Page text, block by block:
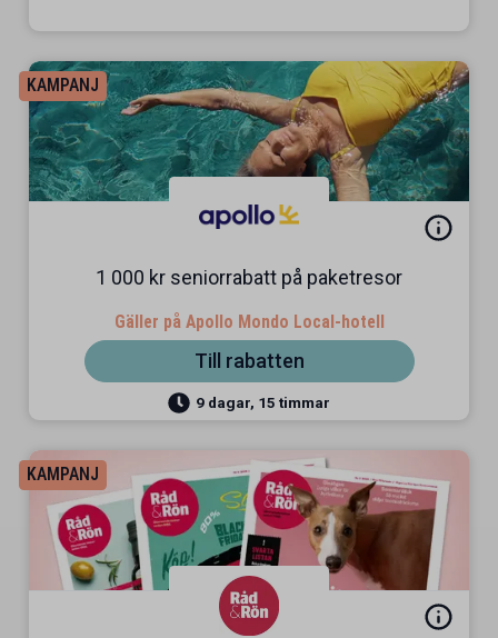
KAMPANJ
1 000 kr seniorrabatt på paketresor
Gäller på Apollo Mondo Local-hotell
Till rabatten
9 dagar, 15 timmar
KAMPANJ